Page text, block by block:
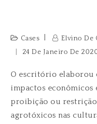
Cases
Elvino De
24 De Janeiro De
O escritório elaborou
impactos econômicos
proibição ou restrição
agrotóxicos nas